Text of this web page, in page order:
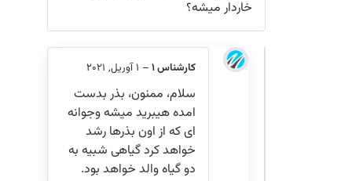
کارشناس 1
سلام، ممنون، بذر بدست
امده هیبرید میشه وجوانه
ای که از اون بذرها رشد
خواهد کرد گیاهی شبیه به
دو گیاه والد خواهد بود.